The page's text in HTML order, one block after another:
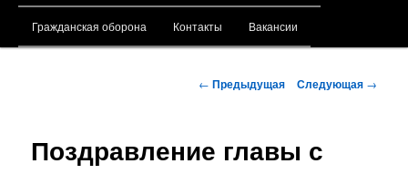
Гражданская оборона Контакты Вакансии
Навигация по записям
← Предыдущая Следующая →
Поздравление главы с